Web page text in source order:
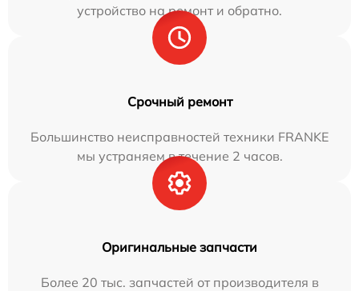
устройство на ремонт и обратно.
Срочный ремонт
Большинство неисправностей техники FRANKE
мы устраняем в течение 2 часов.
Оригинальные запчасти
Более 20 тыс. запчастей от производителя в